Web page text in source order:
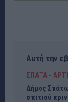
Αυτή την
ΣΠΑΤΑ -
Δήμος
σπιτιού